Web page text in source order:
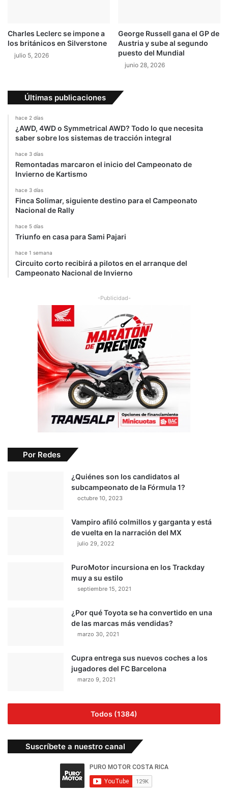
1
6
Charles Leclerc se impone a
los británicos en Silverstone
julio 5, 2026
George Russell gana el GP de
Austria y sube al segundo
puesto del Mundial
junio 28, 2026
Últimas publicaciones
hace 2 días
¿AWD, 4WD o Symmetrical AWD? Todo lo que necesita
saber sobre los sistemas de tracción integral
hace 3 días
Remontadas marcaron el inicio del Campeonato de
Invierno de Kartismo
hace 3 días
Finca Solimar, siguiente destino para el Campeonato
Nacional de Rally
hace 5 días
Triunfo en casa para Sami Pajari
hace 1 semana
Circuito corto recibirá a pilotos en el arranque del
Campeonato Nacional de Invierno
-Publicidad-
Por Redes
¿Quiénes son los candidatos al
subcampeonato de la Fórmula 1?
octubre 10, 2023
Vampiro afiló colmillos y garganta y está
de vuelta en la narración del MX
julio 29, 2022
PuroMotor incursiona en los Trackday
muy a su estilo
septiembre 15, 2021
¿Por qué Toyota se ha convertido en una
de las marcas más vendidas?
marzo 30, 2021
Cupra entrega sus nuevos coches a los
jugadores del FC Barcelona
marzo 9, 2021
Todos (1384)
Suscríbete a nuestro canal